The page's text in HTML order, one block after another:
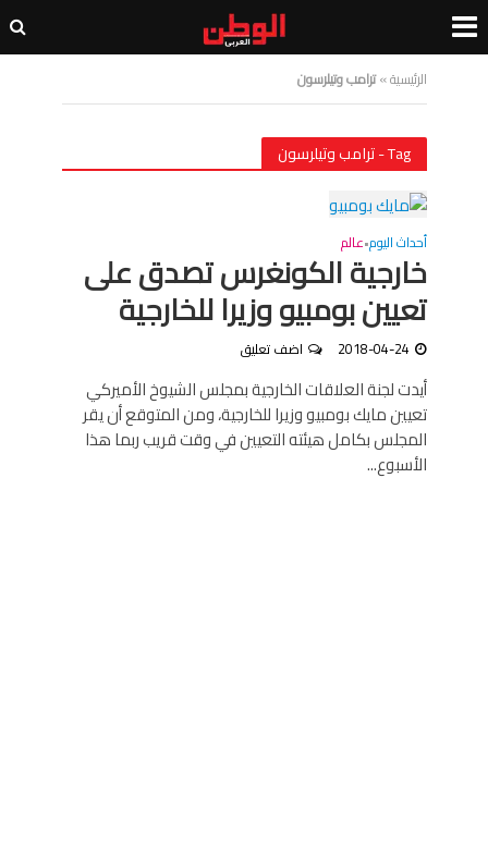
الرئيسية»ترامب وتيلرسون
Tag - ترامب وتيلرسون
أحداث اليوم•عالم
خارجية الكونغرس تصدق على
تعيين بومبيو وزيرا للخارجية
2018-04-24 اضف تعليق
أيدت لجنة العلاقات الخارجية بمجلس الشيوخ الأميركي
تعيين مايك بومبيو وزيرا للخارجية، ومن المتوقع أن يقر
المجلس بكامل هيئته التعيين في وقت قريب ربما هذا
الأسبوع...